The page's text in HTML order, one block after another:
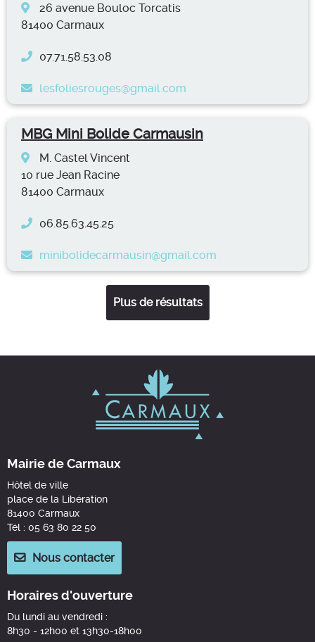
26 avenue Bouloc Torcatis
81400 Carmaux
07.71.58.53.08
lesfoliesrouges@gmail.com
MBG Mini Bolide Carmausin
M. Castel Vincent
10 rue Jean Racine
81400 Carmaux
06.85.63.45.25
minibolidecarmausin@gmail.com
Plus de résultats
Mairie de Carmaux
Hôtel de ville
place de la Libération
81400 Carmaux
Tél : 05 63 80 22 50
Nous contacter
Horaires d'ouverture
Du lundi au vendredi :
8h30 - 12h00 et 13h30-18h00